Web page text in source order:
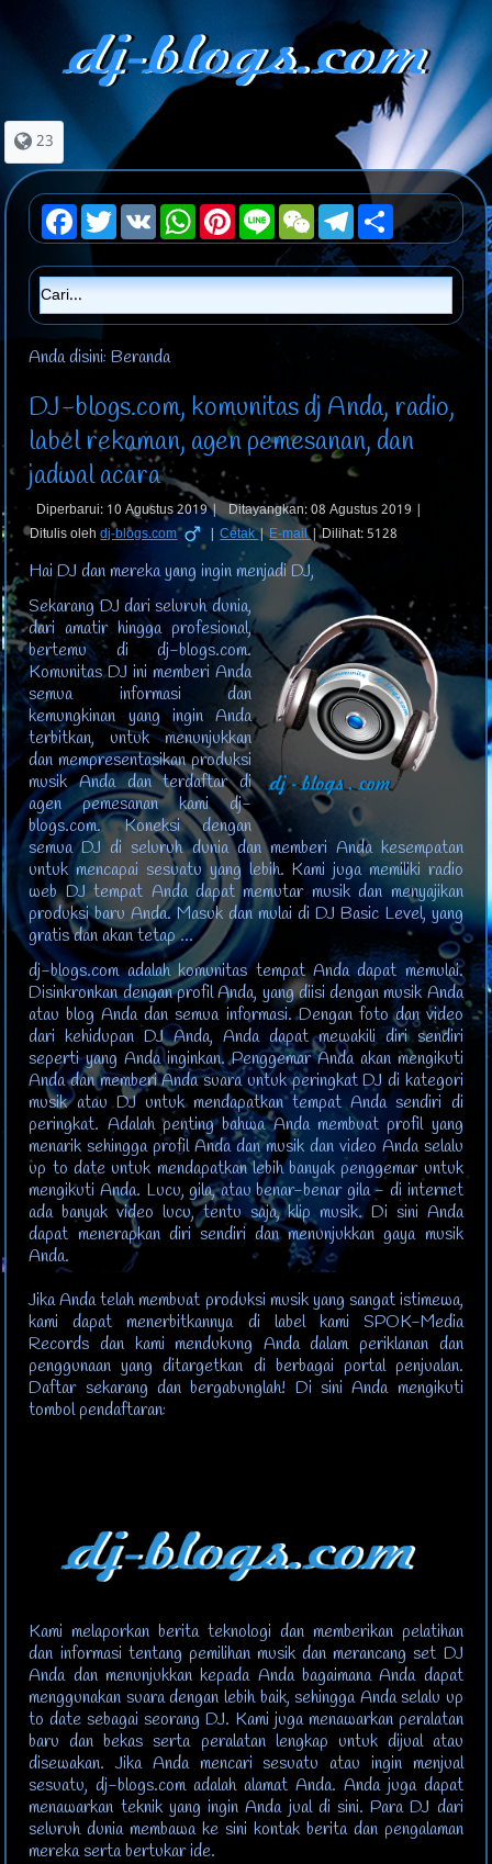
23
Facebook Twitter VK WhatsAppPinterestLine WeChat TelegramShare
Anda disini:Beranda
DJ-blogs.com, komunitas dj Anda, radio,
label rekaman, agen pemesanan, dan
jadwal acara
Diperbarui: 10 Agustus 2019| Ditayangkan: 08 Agustus 2019 |
Ditulis olehdj-blogs.com |Cetak|E-mail|Dilihat: 5128
Hai DJ dan mereka yang ingin menjadi DJ,
Sekarang DJ dari seluruh dunia,
dari amatir hingga profesional,
bertemu di dj-blogs.com.
Komunitas DJ ini memberi Anda
semua informasi dan
kemungkinan yang ingin Anda
terbitkan, untuk menunjukkan
dan mempresentasikan produksi
musik Anda dan terdaftar di
agen pemesanan kami dj-
blogs.com. Koneksi dengan
semua DJ di seluruh dunia dan memberi Anda kesempatan
untuk mencapai sesuatu yang lebih. Kami juga memiliki radio
web DJ tempat Anda dapat memutar musik dan menyajikan
produksi baru Anda. Masuk dan mulai di DJ Basic Level, yang
gratis dan akan tetap ...
dj-blogs.com adalah komunitas tempat Anda dapat memulai.
Disinkronkan dengan profil Anda, yang diisi dengan musik Anda
atau blog Anda dan semua informasi. Dengan foto dan video
dari kehidupan DJ Anda, Anda dapat mewakili diri sendiri
seperti yang Anda inginkan. Penggemar Anda akan mengikuti
Anda dan memberi Anda suara untuk peringkat DJ di kategori
musik atau DJ untuk mendapatkan tempat Anda sendiri di
peringkat. Adalah penting bahwa Anda membuat profil yang
menarik sehingga profil Anda dan musik dan video Anda selalu
up to date untuk mendapatkan lebih banyak penggemar untuk
mengikuti Anda. Lucu, gila, atau benar-benar gila - di internet
ada banyak video lucu, tentu saja, klip musik. Di sini Anda
dapat menerapkan diri sendiri dan menunjukkan gaya musik
Anda.
Jika Anda telah membuat produksi musik yang sangat istimewa,
kami dapat menerbitkannya di label kami SPOK-Media
Records dan kami mendukung Anda dalam periklanan dan
penggunaan yang ditargetkan di berbagai portal penjualan.
Daftar sekarang dan bergabunglah! Di sini Anda mengikuti
tombol pendaftaran:
Kami melaporkan berita teknologi dan memberikan pelatihan
dan informasi tentang pemilihan musik dan merancang set DJ
Anda dan menunjukkan kepada Anda bagaimana Anda dapat
menggunakan suara dengan lebih baik, sehingga Anda selalu up
to date sebagai seorang DJ. Kami juga menawarkan peralatan
baru dan bekas serta peralatan lengkap untuk dijual atau
disewakan. Jika Anda mencari sesuatu atau ingin menjual
sesuatu, dj-blogs.com adalah alamat Anda. Anda juga dapat
menawarkan teknik yang ingin Anda jual di sini. Para DJ dari
seluruh dunia membawa ke sini kontak berita dan pengalaman
mereka serta bertukar ide.